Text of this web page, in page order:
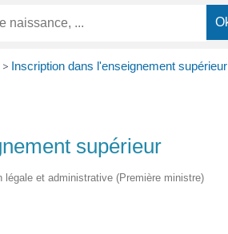
> Inscription dans l'enseignement supérieur
supérieur
et administrative (Première ministre)